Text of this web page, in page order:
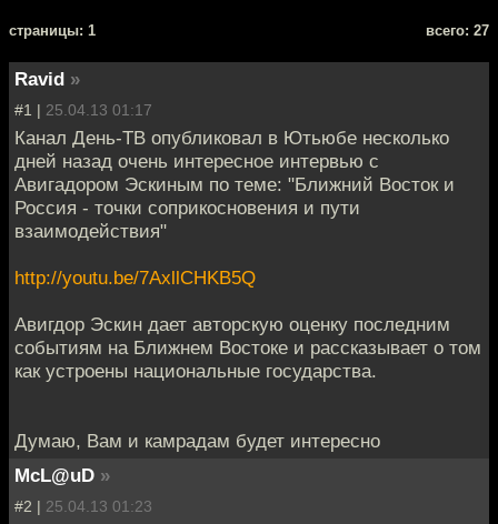
cтраницы: 1 всего: 27
Ravid »
#1 | 25.04.13 01:17
Канал День-ТВ опубликовал в Ютьюбе несколько
дней назад очень интересное интервью с
Авигадором Эскиным по теме: "Ближний Восток и
Россия - точки соприкосновения и пути
взаимодействия"
http://youtu.be/7AxllCHKB5Q
Авигдор Эскин дает авторскую оценку последним
событиям на Ближнем Востоке и рассказывает о том
как устроены национальные государства.
Думаю, Вам и камрадам будет интересно
McL@uD »
#2 | 25.04.13 01:23